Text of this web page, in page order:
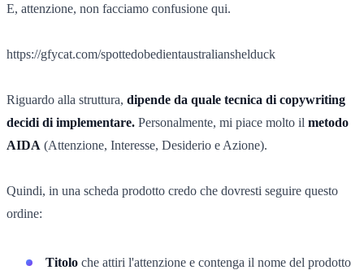
E, attenzione, non facciamo confusione qui.
https://gfycat.com/spottedobedientaustralianshelduck
Riguardo alla struttura, dipende da quale tecnica di copywriting
decidi di implementare. Personalmente, mi piace molto il metodo
AIDA (Attenzione, Interesse, Desiderio e Azione).
Quindi, in una scheda prodotto credo che dovresti seguire questo
ordine:
Titolo che attiri l'attenzione e contenga il nome del prodotto